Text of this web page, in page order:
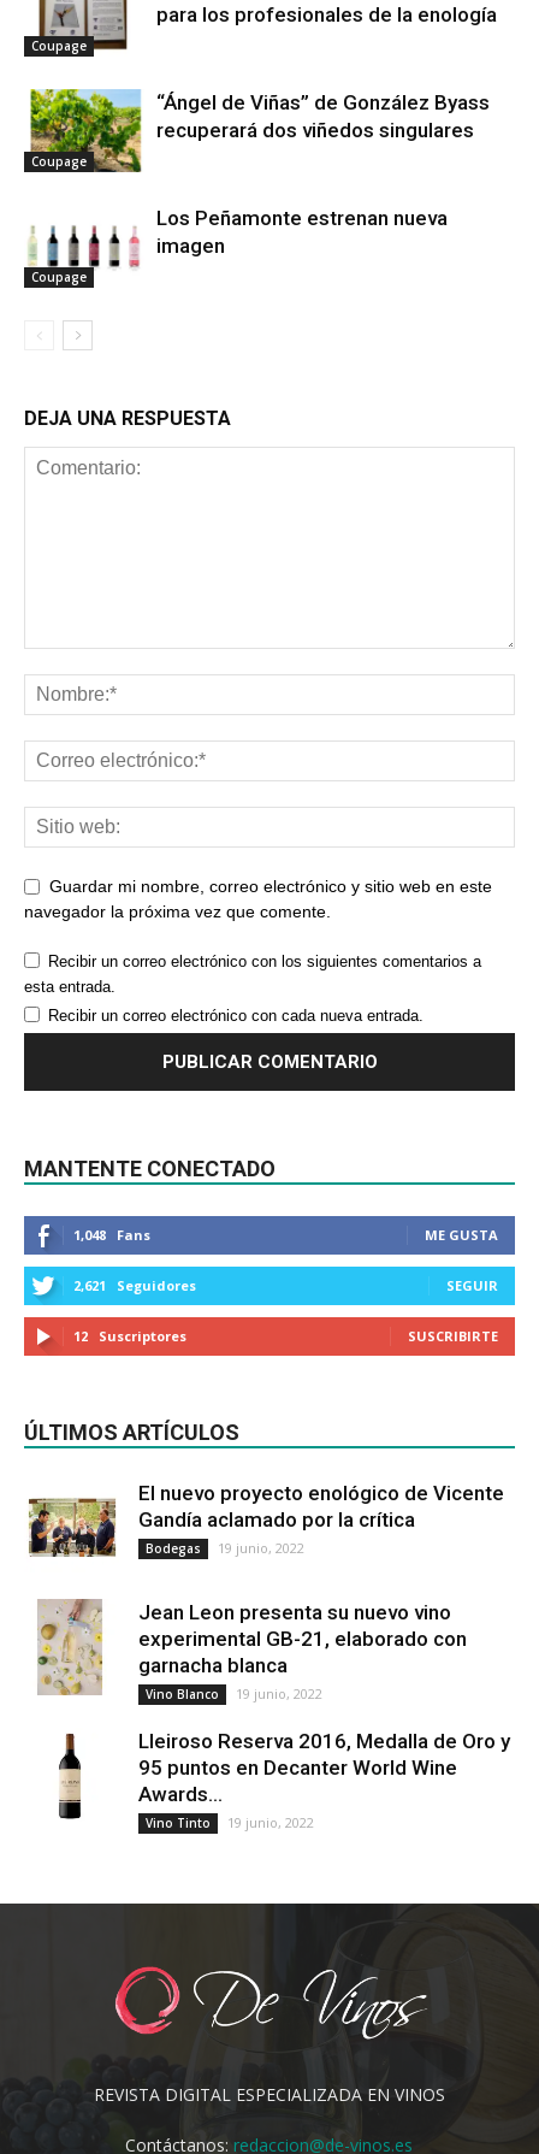
Coupage
para los profesionales de la enología
Coupage
“Ángel de Viñas” de González Byass
recuperará dos viñedos singulares
Coupage
Los Peñamonte estrenan nueva
imagen
DEJA UNA RESPUESTA
Guardar mi nombre, correo electrónico y sitio web en este
navegador la próxima vez que comente.
Recibir un correo electrónico con los siguientes comentarios a
esta entrada.
Recibir un correo electrónico con cada nueva entrada.
MANTENTE CONECTADO
1,048 Fans ME GUSTA
2,621 Seguidores SEGUIR
12 Suscriptores SUSCRIBIRTE
ÚLTIMOS ARTÍCULOS
El nuevo proyecto enológico de Vicente
Gandía aclamado por la crítica
Bodegas 19 junio, 2022
Jean Leon presenta su nuevo vino
experimental GB-21, elaborado con
garnacha blanca
Vino Blanco 19 junio, 2022
Lleiroso Reserva 2016, Medalla de Oro y
95 puntos en Decanter World Wine
Awards...
Vino Tinto 19 junio, 2022
REVISTA DIGITAL ESPECIALIZADA EN VINOS
Contáctanos:redaccion@de-vinos.es